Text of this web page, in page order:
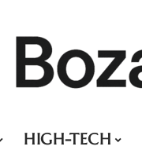
HIGH-TECH